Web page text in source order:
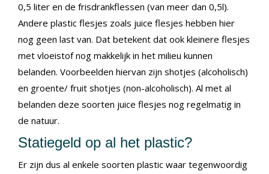
0,5 liter en de frisdrankflessen (van meer dan 0,5l).
Andere plastic flesjes zoals juice flesjes hebben hier
nog geen last van. Dat betekent dat ook kleinere flesjes
met vloeistof nog makkelijk in het milieu kunnen
belanden. Voorbeelden hiervan zijn shotjes (alcoholisch)
en groente/ fruit shotjes (non-alcoholisch). Al met al
belanden deze soorten juice flesjes nog regelmatig in
de natuur.
Statiegeld op al het plastic?
Er zijn dus al enkele soorten plastic waar tegenwoordig